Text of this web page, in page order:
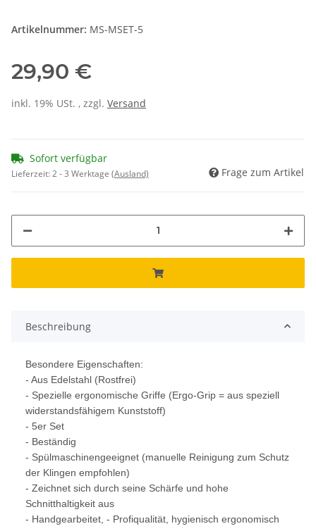
Artikelnummer: MS-MSET-5
29,90 €
inkl. 19% USt. , zzgl. Versand
Sofort verfügbar
Lieferzeit:2 - 3 Werktage (Ausland) Frage zum Artikel
Beschreibung
Besondere Eigenschaften:
- Aus Edelstahl (Rostfrei)
- Spezielle ergonomische Griffe (Ergo-Grip = aus speziell
widerstandsfähigem Kunststoff)
- 5er Set
- Beständig
- Spülmaschinengeeignet (manuelle Reinigung zum Schutz
der Klingen empfohlen)
- Zeichnet sich durch seine Schärfe und hohe
Schnitthaltigkeit aus
- Handgearbeitet, - Profiqualität, hygienisch ergonomisch